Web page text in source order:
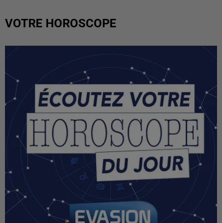
VOTRE HOROSCOPE